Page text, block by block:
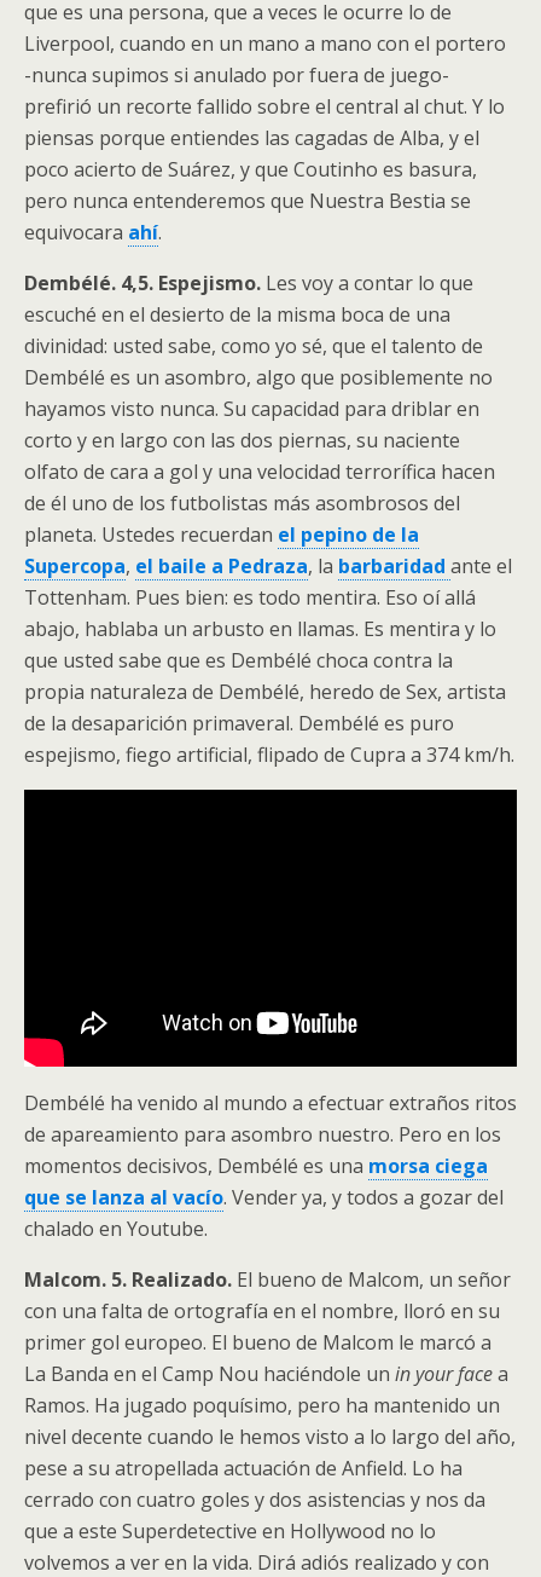
que es una persona, que a veces le ocurre lo de
Liverpool, cuando en un mano a mano con el portero
-nunca supimos si anulado por fuera de juego-
prefirió un recorte fallido sobre el central al chut. Y lo
piensas porque entiendes las cagadas de Alba, y el
poco acierto de Suárez, y que Coutinho es basura,
pero nunca entenderemos que Nuestra Bestia se
equivocara ahí.
Dembélé. 4,5. Espejismo. Les voy a contar lo que
escuché en el desierto de la misma boca de una
divinidad: usted sabe, como yo sé, que el talento de
Dembélé es un asombro, algo que posiblemente no
hayamos visto nunca. Su capacidad para driblar en
corto y en largo con las dos piernas, su naciente
olfato de cara a gol y una velocidad terrorífica hacen
de él uno de los futbolistas más asombrosos del
planeta. Ustedes recuerdan el pepino de la
Supercopa, el baile a Pedraza, la barbaridad ante el
Tottenham. Pues bien: es todo mentira. Eso oí allá
abajo, hablaba un arbusto en llamas. Es mentira y lo
que usted sabe que es Dembélé choca contra la
propia naturaleza de Dembélé, heredo de Sex, artista
de la desaparición primaveral. Dembélé es puro
espejismo, fiego artificial, flipado de Cupra a 374 km/h.
Dembélé ha venido al mundo a efectuar extraños ritos
de apareamiento para asombro nuestro. Pero en los
momentos decisivos, Dembélé es una morsa ciega
que se lanza al vacío. Vender ya, y todos a gozar del
chalado en Youtube.
Malcom. 5. Realizado. El bueno de Malcom, un señor
con una falta de ortografía en el nombre, lloró en su
primer gol europeo. El bueno de Malcom le marcó a
La Banda en el Camp Nou haciéndole un in your facea
Ramos. Ha jugado poquísimo, pero ha mantenido un
nivel decente cuando le hemos visto a lo largo del año,
pese a su atropellada actuación de Anfield. Lo ha
cerrado con cuatro goles y dos asistencias y nos da
que a este Superdetective en Hollywood no lo
volvemos a ver en la vida. Dirá adiós realizado y con